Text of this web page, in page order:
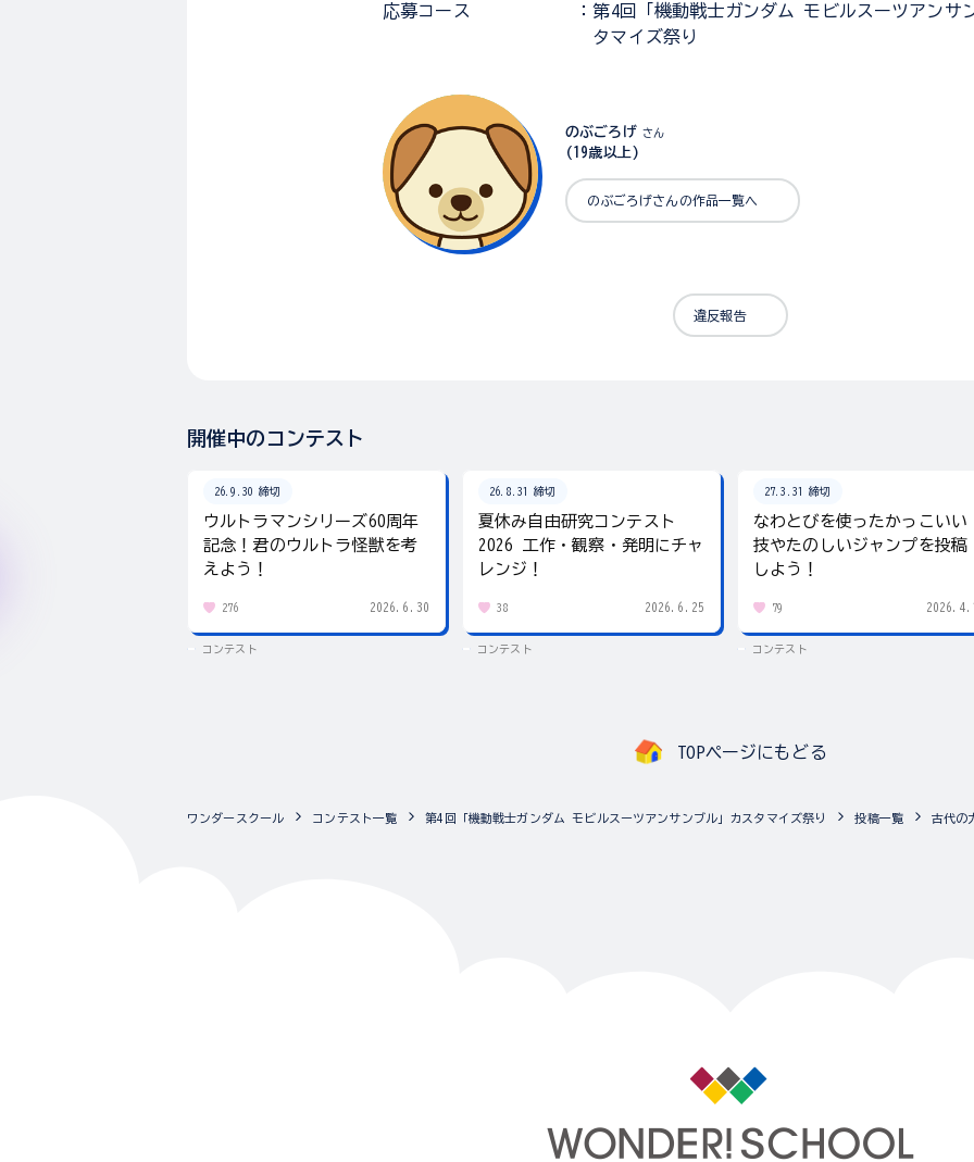
応募コース
：第4回「機動戦士ガンダム モビルスーツアンサ
タマイズ祭り
のぶごろげ さん
(19歳以上)
のぶごろげさんの作品一覧へ
違反報告
開催中のコンテスト
26.9.30 締切
ウルトラマンシリーズ60周年
記念！君のウルトラ怪獣を考
えよう！
276 2026.6.30
コンテスト
26.8.31 締切
夏休み自由研究コンテスト
2026 工作・観察・発明にチャ
レンジ！
38 2026.6.25
コンテスト
27.3.31 締切
なわとびを使ったかっこいい
技やたのしいジャンプを投稿
しよう！
79
コンテスト
TOPページにもどる
ワンダースクール コンテスト一覧 第4回「機動戦士ガンダム モビルスーツアンサンブル」カスタマイズ祭り 投稿一覧 古代の